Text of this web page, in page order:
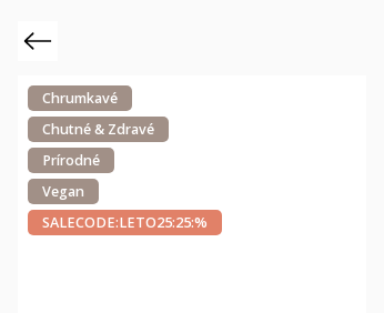
Previous
Chrumkavé
Chutné & Zdravé
Prírodné
Vegan
SALECODE:LETO25:25:%